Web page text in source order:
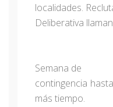
localidades.
Deliberativa
Semana de
contingencia
más tiempo.